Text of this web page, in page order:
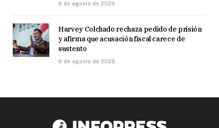
6 de agosto de 2026
Harvey Colchado rechaza pedido de prisión
y afirma que acusación fiscal carece de
sustento
6 de agosto de 2026